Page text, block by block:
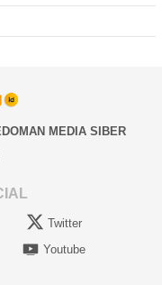
MEDIA SIBER
Twitter
Youtube